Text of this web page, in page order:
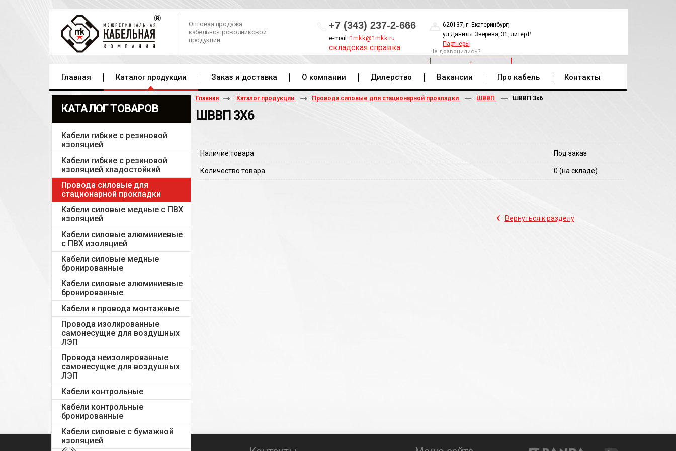
Оптовая продажа
кабельно-проводниковой
продукции
+7 (343) 237-2-666
e-mail: 1mkk@1mkk.ru
складская справка
620137, г. Екатеринбург,
ул.Данилы Зверева, 31, литер Р
Партнеры
Не дозвонились?
ОБРАТНЫЙ ЗВОНОК
Главная Каталог продукции Заказ и доставка О компании Дилерство Вакансии Про кабель Контакты
КАТАЛОГ ТОВАРОВ
Кабели гибкие с резиновой
изоляцией
Кабели гибкие с резиновой
изоляцией хладостойкий
Провода силовые для
стационарной прокладки
Кабели силовые медные с ПВХ
изоляцией
Кабели силовые алюминиевые
с ПВХ изоляцией
Кабели силовые медные
бронированные
Кабели силовые алюминиевые
бронированные
Кабели и провода монтажные
Провода изолированные
самонесущие для воздушных
ЛЭП
Провода неизолированные
самонесущие для воздушных
ЛЭП
Кабели контрольные
Кабели контрольные
бронированные
Кабели силовые с бумажной
изоляцией
Главная Каталог продукции Провода силовые для стационарной прокладки ШВВП ШВВП 3х6
ШВВП 3Х6
Наличие товара Под заказ
Количество товара 0 (на складе)
‹ Вернуться к разделу